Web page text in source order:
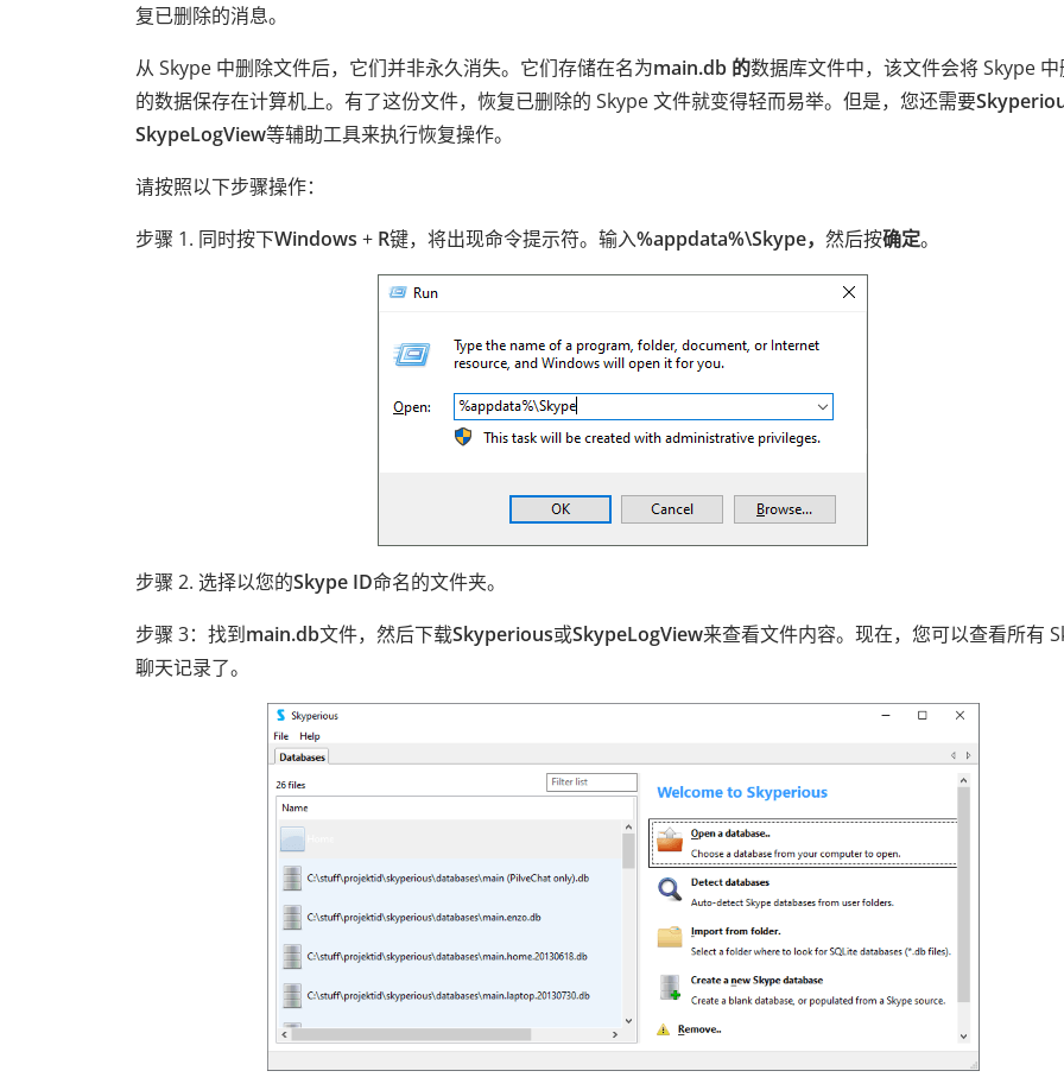
复已删除的消息。
从 Skype 中删除文件后，它们并非永久消失。它们存储在名为main.db 的数据库文件中，该文件会将 Skype
的数据保存在计算机上。有了这份文件，恢复已删除的 Skype 文件就变得轻而易举。但是，您还需要
SkypeLogView等辅助工具来执行恢复操作。
请按照以下步骤操作：
步骤 1. 同时按下Windows + R键，将出现命令提示符。输入%appdata%\Skype， 然后按确定。
步骤 2. 选择以您的Skype ID命名的文件夹。
步骤 3：找到main.db文件，然后下载Skyperious或SkypeLogView来查看文件内容。现在，您可以查看所有
聊天记录了。